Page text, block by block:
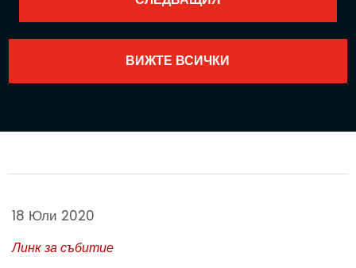
18 Юли 2020
Линк за събитие